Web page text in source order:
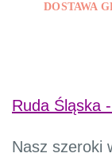
DOSTAWA
Ruda Śląska
Nasz szeroki